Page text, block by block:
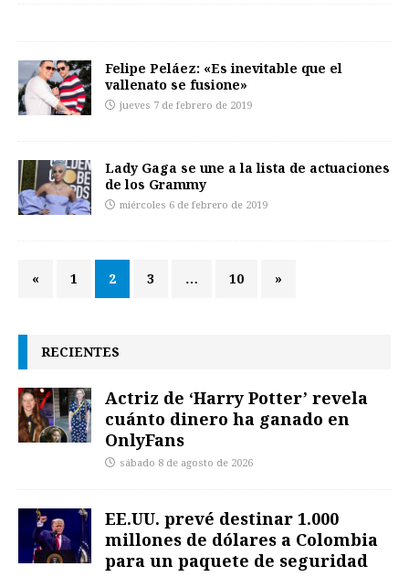
Felipe Peláez: «Es inevitable que el
vallenato se fusione»
jueves 7 de febrero de 2019
Lady Gaga se une a la lista de actuaciones
de los Grammy
miércoles 6 de febrero de 2019
« 1 2 3 … 10 »
RECIENTES
Actriz de ‘Harry Potter’ revela
cuánto dinero ha ganado en
OnlyFans
sábado 8 de agosto de 2026
EE.UU. prevé destinar 1.000
millones de dólares a Colombia
para un paquete de seguridad